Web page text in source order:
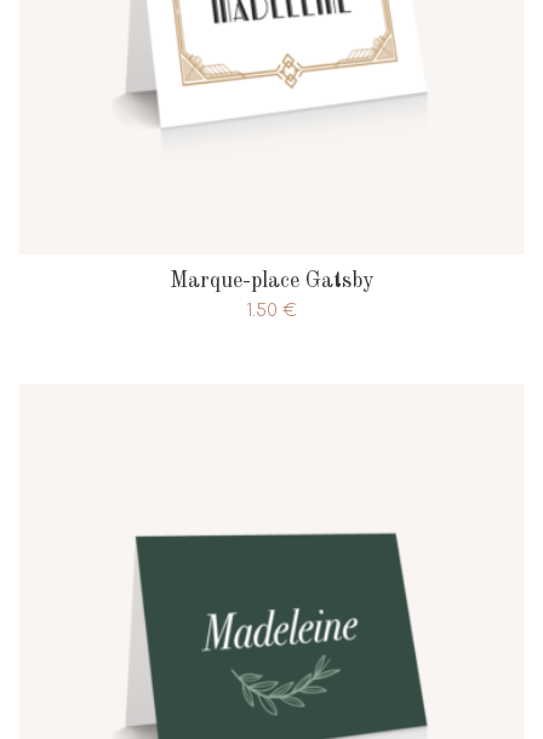
Marque-place Gatsby
1.50 €